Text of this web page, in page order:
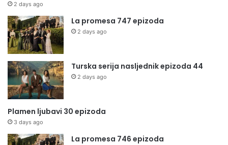
2 days ago
La promesa 747 epizoda
2 days ago
Turska serija nasljednik epizoda 44
2 days ago
Plamen ljubavi 30 epizoda
3 days ago
La promesa 746 epizoda